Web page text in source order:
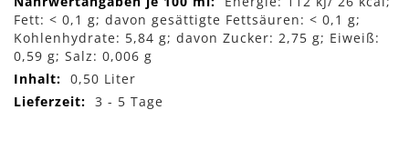
Fett: < 0,1 g; davon gesättigte Fettsäuren: < 0,1 g;
Kohlenhydrate: 5,84 g; davon Zucker: 2,75 g; Eiweiß:
0,59 g; Salz: 0,006 g
0,50 Liter
3 - 5 Tage